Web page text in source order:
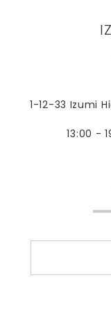
1-12-33 Izumi
13:00 -